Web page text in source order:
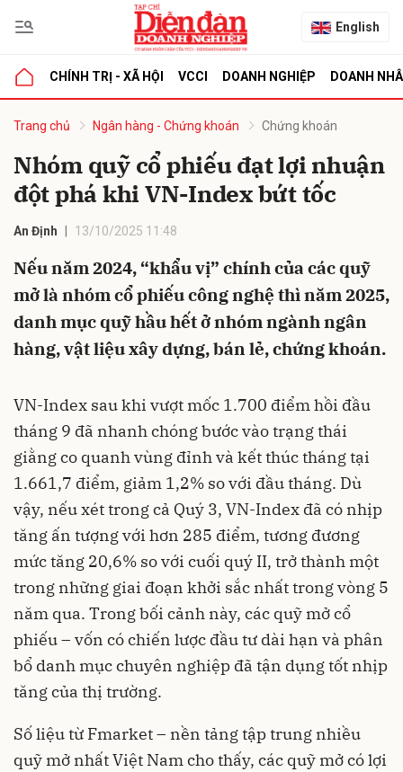
English
CHÍNH TRỊ - XÃ HỘI VCCI DOANH NGHIỆP DOANH
Trang chủ Ngân hàng - Chứng khoán Chứng khoán
Nhóm quỹ cổ phiếu đạt lợi nhuận
đột phá khi VN-Index bứt tốc
An Định 13/10/2025 11:48
Nếu năm 2024, “khẩu vị” chính của các quỹ
mở là nhóm cổ phiếu công nghệ thì năm 2025,
danh mục quỹ hầu hết ở nhóm ngành ngân
hàng, vật liệu xây dựng, bán lẻ, chứng khoán.
VN-Index sau khi vượt mốc 1.700 điểm hồi đầu
tháng 9 đã nhanh chóng bước vào trạng thái
giằng co quanh vùng đỉnh và kết thúc tháng tại
1.661,7 điểm, giảm 1,2% so với đầu tháng. Dù
vậy, nếu xét trong cả Quý 3, VN-Index đã có nhịp
tăng ấn tượng với hơn 285 điểm, tương đương
mức tăng 20,6% so với cuối quý II, trở thành một
trong những giai đoạn khởi sắc nhất trong vòng 5
năm qua. Trong bối cảnh này, các quỹ mở cổ
phiếu – vốn có chiến lược đầu tư dài hạn và phân
bổ danh mục chuyên nghiệp đã tận dụng tốt nhịp
tăng của thị trường.
Số liệu từ Fmarket – nền tảng tập trung nhiều
quỹ mở nhất Việt Nam cho thấy, các quỹ mở có lợi
luận
Hủy